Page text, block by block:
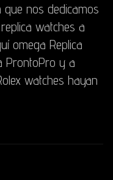
nos dedicamos
watches a
omega Replica
ProntoPro y a
watches hayan